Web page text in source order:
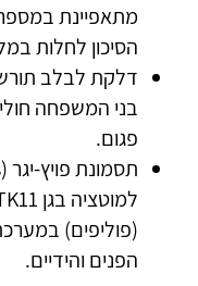
מתאפיינת
הסיכון לחלות
דלקת לבלב
פגום.
(פוליפים)
הפנים והידיים.